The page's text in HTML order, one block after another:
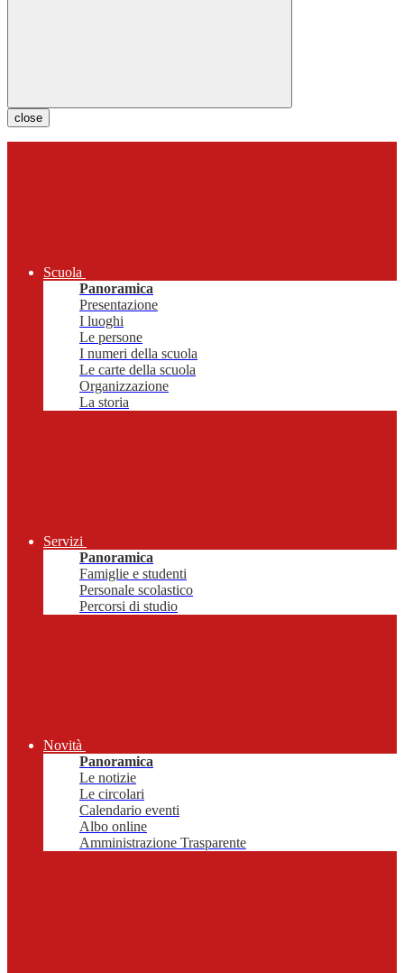
close
Scuola
Panoramica
Presentazione
I luoghi
Le persone
I numeri della scuola
Le carte della scuola
Organizzazione
La storia
Servizi
Panoramica
Famiglie e studenti
Personale scolastico
Percorsi di studio
Novità
Panoramica
Le notizie
Le circolari
Calendario eventi
Albo online
Amministrazione Trasparente